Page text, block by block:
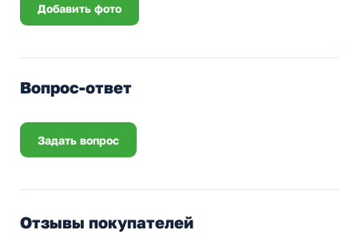
Добавить фото
Вопрос-ответ
Задать вопрос
Отзывы покупателей